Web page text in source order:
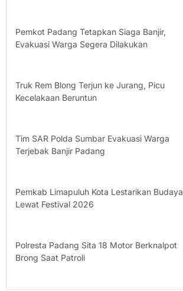
Pemkot Padang Tetapkan Siaga Banjir,
Evakuasi Warga Segera Dilakukan
Truk Rem Blong Terjun ke Jurang, Picu
Kecelakaan Beruntun
Tim SAR Polda Sumbar Evakuasi Warga
Terjebak Banjir Padang
Pemkab Limapuluh Kota Lestarikan Budaya
Lewat Festival 2026
Polresta Padang Sita 18 Motor Berknalpot
Brong Saat Patroli